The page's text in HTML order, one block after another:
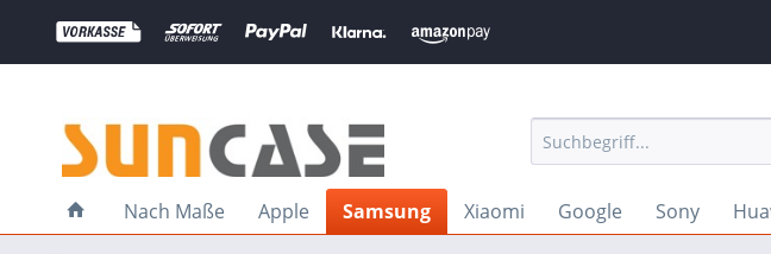
Nach Maße Apple Samsung Xiaomi Google Sony